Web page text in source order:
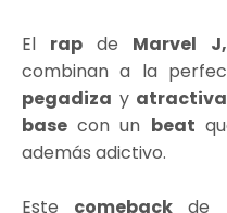
El rap de Marvel
combinan a la
pegadiza y atractiva
base con un beat
además adictivo.
Este comeback de